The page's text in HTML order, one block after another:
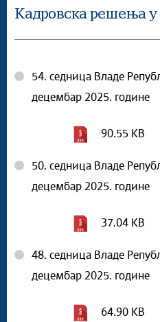
Кадровска решења у
54. седница Владе
децембар 2025. године
90.55 KB
50. седница Владе
децембар 2025. године
37.04 KB
48. седница Владе
децембар 2025. године
64.90 KB